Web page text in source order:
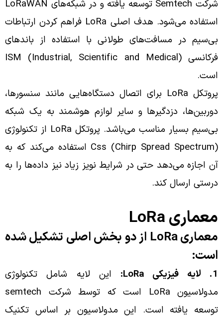
شرکت Semtech توسعه یافته و در شبکه‌های LoRaWAN
استفاده می‌شود. هدف اصلی LoRa فراهم کردن ارتباطات
بی‌سیم در مسافت‌های طولانی با استفاده از باندهای
فرکانسی ISM (Industrial, Scientific and Medical)
است.
پروتکل LoRa برای اتصال دستگاه‌هایی مانند سنسورها،
دوربین‌ها، دزدگیرها و سایر لوازم هوشمند به یک شبکه
بی‌سیم بسیار مناسب می‌باشد. پروتکل LoRa از تکنولوژی
Css (Chirp Spread Spectrum) استفاده می‌کند که به
آن اجازه می‌دهد حتی در شرایط نویز زیاد نیز داده‌ها را به
درستی ارسال کند.
معماری LoRa
معماری LoRa از دو بخش اصلی تشکیل شده
است:
1. لایه فیزیکی LoRa:
این لایه شامل تکنولوژی
مدولاسیون LoRa است که توسط شرکت semtech
توسعه یافته است. این مدولاسیون بر اساس تکنیک